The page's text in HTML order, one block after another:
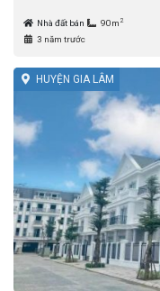
Nhà đất bán 90m 2
3 năm trước
HUYỆN GIA LÂM